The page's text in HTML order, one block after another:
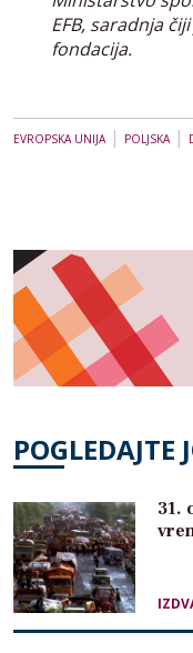
EFB, saradnja
fondacija.
EVROPSKA UNIJA| POLJSKA|
POGLEDAJTE
31.